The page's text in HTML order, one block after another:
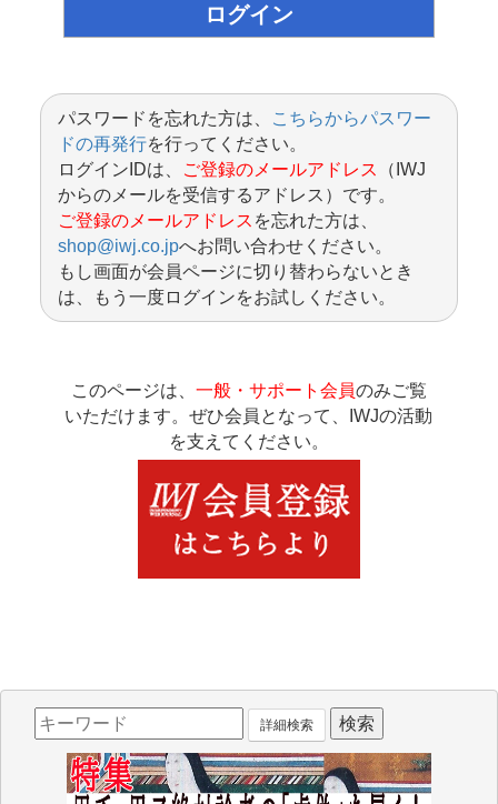
パスワードを忘れた方は、
こちらからパスワー
ドの再発行を行ってください。
ログインIDは、
ご登録のメールアドレス
（IWJ
からのメールを受信するアドレス）です。
ご登録のメールアドレス を忘れた方は、
shop@iwj.co.jpへお問い合わせください。
もし画面が会員ページに切り替わらないとき
は、もう一度ログインをお試しください。
このページは、 一般・サポート会員のみご覧
いただけます。ぜひ会員となって、IWJの活動
を支えてください。
詳細検索